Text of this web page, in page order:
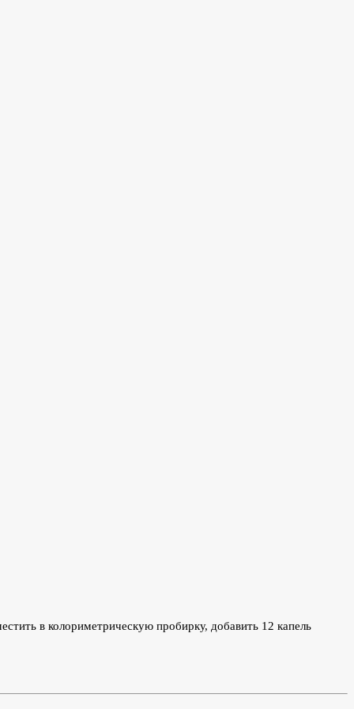
в колориметрическую пробирку, добавить 12 капель